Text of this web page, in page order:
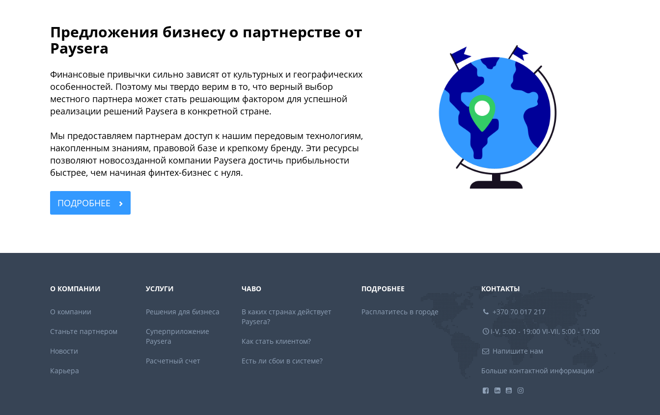
Предложения бизнесу о партнерстве от
Paysera
Финансовые привычки сильно зависят от культурных и географических
особенностей. Поэтому мы твердо верим в то, что верный выбор
местного партнера может стать решающим фактором для успешной
реализации решений Paysera в конкретной стране.
Мы предоставляем партнерам доступ к нашим передовым технологиям,
накопленным знаниям, правовой базе и крепкому бренду. Эти ресурсы
позволяют новосозданной компании Paysera достичь прибыльности
быстрее, чем начиная финтех-бизнес с нуля.
ПОДРОБНЕЕ
О КОМПАНИИ
О компании
Станьте партнером
Новости
Карьера
УСЛУГИ
Решения для бизнеса
Суперприложение
Paysera
Расчетный счет
ЧАВО
В каких странах действует
Paysera?
Как стать клиентом?
Есть ли сбои в системе?
ПОДРОБНЕЕ
Расплатитесь в городе
КОНТАКТЫ
+370 70 017 217
I-V, 5:00 - 19:00 VI-VII, 5:00 - 17:00
Напишите нам
Больше контактной информации